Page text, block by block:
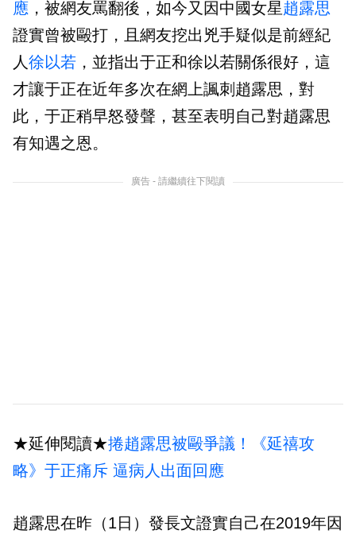
應 ，被網友罵翻後，如今又因中國女星趙露思
證實曾被毆打，且網友挖出兇手疑似是前經紀
人徐以若 ，並指出于正和徐以若關係很好，這
才讓于正在近年多次在網上諷刺趙露思，對
此，于正稍早怒發聲，甚至表明自己對趙露思
有知遇之恩。
廣告 - 請繼續往下閱讀
★延伸閱讀★捲趙露思被毆爭議！《延禧攻
略》于正痛斥 逼病人出面回應
趙露思在昨（1日）發長文證實自己在2019年因